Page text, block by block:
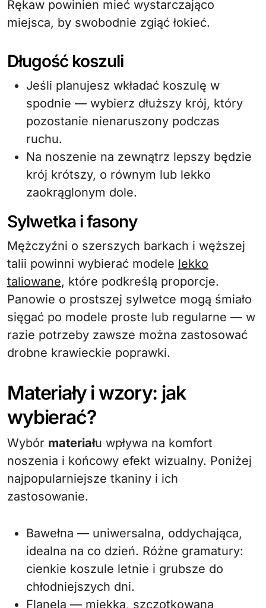
Rękaw powinien mieć wystarczająco
miejsca, by swobodnie zgiąć łokieć.
Długość koszuli
Jeśli planujesz wkładać koszulę w
spodnie — wybierz dłuższy krój, który
pozostanie nienaruszony podczas
ruchu.
Na noszenie na zewnątrz lepszy będzie
krój krótszy, o równym lub lekko
zaokrąglonym dole.
Sylwetka i fasony
Mężczyźni o szerszych barkach i węższej
talii powinni wybierać modele lekko
taliowane, które podkreślą proporcje.
Panowie o prostszej sylwetce mogą śmiało
sięgać po modele proste lub regularne — w
razie potrzeby zawsze można zastosować
drobne krawieckie poprawki.
Materiały i wzory: jak
wybierać?
Wybór materiału wpływa na komfort
noszenia i końcowy efekt wizualny. Poniżej
najpopularniejsze tkaniny i ich
zastosowanie.
Bawełna — uniwersalna, oddychająca,
idealna na co dzień. Różne gramatury:
cienkie koszule letnie i grubsze do
chłodniejszych dni.
Flanela — miękka, szczotkowana